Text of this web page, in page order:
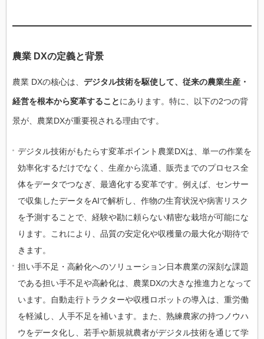
農業 DXの定義と背景
農業 DXの核心は、 デジタル技術を駆使して、従来の農業生産・
経営を根本から変革することにあります。特に、以下の2つの背
景が、農業DXが重要視される理由です。
デジタル技術がもたらす変革ポイント農業DXは、単一の作業を
効率化するだけでなく、生産から流通、販売までのプロセス全
体をデータでつなぎ、最適化する変革です。例えば、センサー
で収集したデータをAIで解析し、作物の生育状況や病害リスク
を予測することで、経験や勘に頼らない精密な栽培が可能にな
ります。これにより、品質の安定化や収穫量の最大化が期待で
きます。
担い手不足・高齢化へのソリューション日本農業の深刻な課題
である担い手不足や高齢化は、農業DXの大きな推進力となって
います。自動走行トラクターや収穫ロボットの導入は、重労働
を軽減し、人手不足を補います。また、熟練農家の持つノウハ
ウをデータ化し、若手や新規就農者がデジタル技術を通じて学